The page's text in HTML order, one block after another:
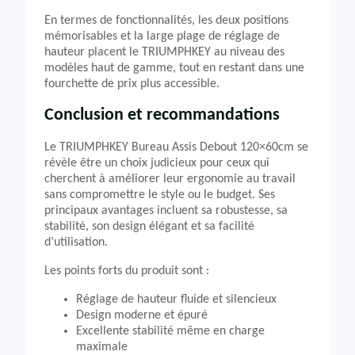
En termes de fonctionnalités, les deux positions
mémorisables et la large plage de réglage de
hauteur placent le TRIUMPHKEY au niveau des
modèles haut de gamme, tout en restant dans une
fourchette de prix plus accessible.
Conclusion et recommandations
Le TRIUMPHKEY Bureau Assis Debout 120×60cm se
révèle être un choix judicieux pour ceux qui
cherchent à améliorer leur ergonomie au travail
sans compromettre le style ou le budget. Ses
principaux avantages incluent sa robustesse, sa
stabilité, son design élégant et sa facilité
d’utilisation.
Les points forts du produit sont :
Réglage de hauteur fluide et silencieux
Design moderne et épuré
Excellente stabilité même en charge
maximale